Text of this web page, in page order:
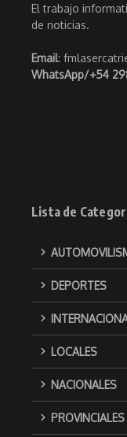
El trabajo
de noticias.
Email:
WhatsApp/+54
Lista de
DEPORTES
LOCALES
NACIONALES
PROVINCIALES